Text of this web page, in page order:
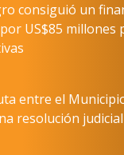
consiguió un
US$85 millones
entre el
resolución judicial